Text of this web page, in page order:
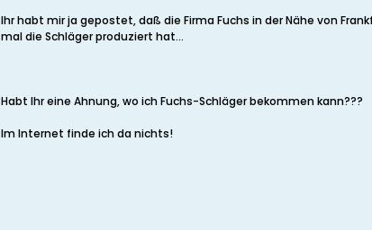
Ihr habt mir ja gepostet, daß die Firma Fuchs in der Nähe von
mal die Schläger produziert hat...
Habt Ihr eine Ahnung, wo ich Fuchs-Schläger bekommen kann???
Im Internet finde ich da nichts!